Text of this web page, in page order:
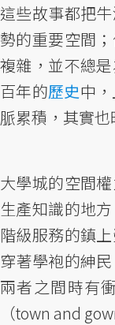
這些故事都把
勢的重要空間
複雜，並不總
百年的歷史中
脈累積，其實
大學城的空間
生產知識的地
階級服務的鎮
穿著學袍的紳
兩者之間時有
（town and